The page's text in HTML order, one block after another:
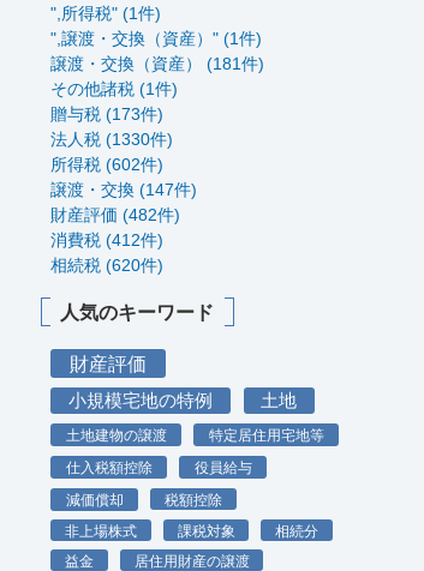
",所得税" (1件)
",譲渡・交換（資産）" (1件)
譲渡・交換（資産） (181件)
その他諸税 (1件)
贈与税 (173件)
法人税 (1330件)
所得税 (602件)
譲渡・交換 (147件)
財産評価 (482件)
消費税 (412件)
相続税 (620件)
人気のキーワード
財産評価
小規模宅地の特例 土地
土地建物の譲渡
特定居住用宅地等
仕入税額控除
役員給与
減価償却
税額控除
非上場株式
課税対象
相続分
益金
居住用財産の譲渡